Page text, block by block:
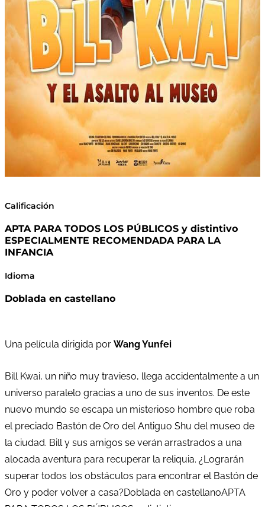
Calificación
APTA PARA TODOS LOS PÚBLICOS y distintivo
ESPECIALMENTE RECOMENDADA PARA LA
INFANCIA
Idioma
Doblada en castellano
Una película dirigida por Wang Yunfei
Bill Kwai, un niño muy travieso, llega accidentalmente a un
universo paralelo gracias a uno de sus inventos. De este
nuevo mundo se escapa un misterioso hombre que roba
el preciado Bastón de Oro del Antiguo Shu del museo de
la ciudad. Bill y sus amigos se verán arrastrados a una
alocada aventura para recuperar la reliquia. ¿Lograrán
superar todos los obstáculos para encontrar el Bastón de
Oro y poder volver a casa?Doblada en castellanoAPTA